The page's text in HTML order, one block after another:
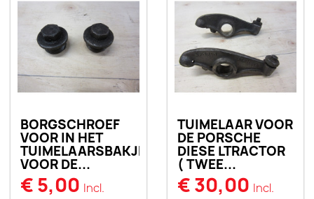
BORGSCHROEF
VOOR IN HET
TUIMELAARSBAKJE
VOOR DE...
€ 5,00 Incl.
TUIMELAAR VOOR
DE PORSCHE
DIESE LTRACTOR
( TWEE...
€ 30,00 Incl.